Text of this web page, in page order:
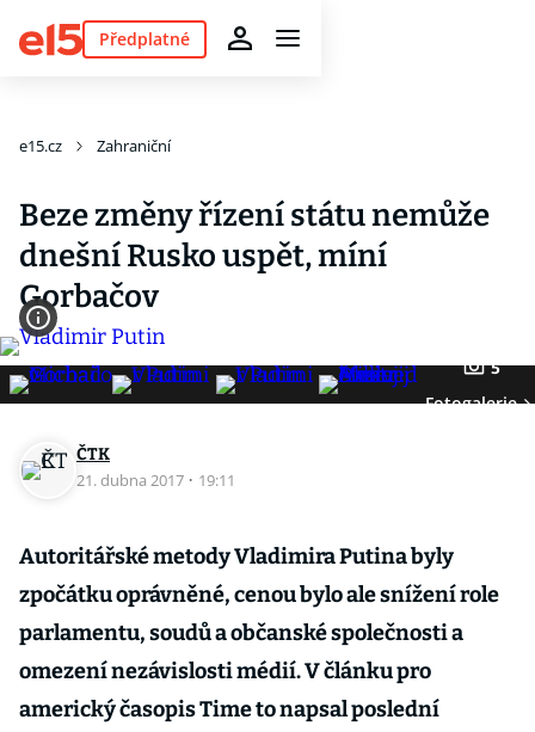
Předplatné
e15.cz Zahraniční
Beze změny řízení státu nemůže
dnešní Rusko uspět, míní
Gorbačov
5
Fotogalerie
ČTK
21. dubna 2017 · 19:11
Autoritářské metody Vladimira Putina byly
zpočátku oprávněné, cenou bylo ale snížení role
parlamentu, soudů a občanské společnosti a
omezení nezávislosti médií. V článku pro
americký časopis Time to napsal poslední